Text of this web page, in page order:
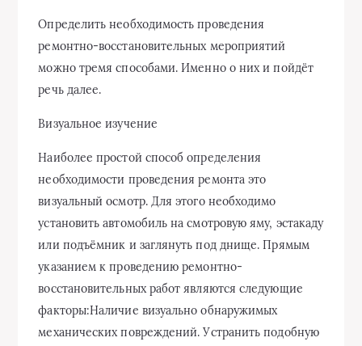
Определить необходимость проведения
ремонтно-восстановительных мероприятий
можно тремя способами. Именно о них и пойдёт
речь далее.
Визуальное изучение
Наиболее простой способ определения
необходимости проведения ремонта это
визуальный осмотр. Для этого необходимо
установить автомобиль на смотровую яму, эстакаду
или подъёмник и заглянуть под днище. Прямым
указанием к проведению ремонтно-
восстановительных работ являются следующие
факторы:Наличие визуально обнаружимых
механических повреждений. Устранить подобную